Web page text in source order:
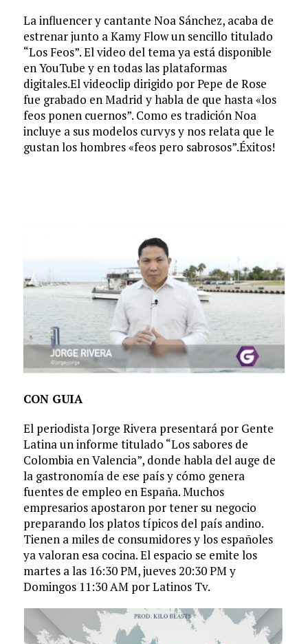
La influencer y cantante Noa Sánchez, acaba de
estrenar junto a Kamy Flow un sencillo titulado
“Los Feos”. El video del tema ya está disponible
en YouTube y en todas las plataformas
digitales.El videoclip dirigido por Pepe de Rose
fue grabado en Madrid y habla de que hasta «los
feos ponen cuernos”. Como es tradición Noa
incluye a sus modelos curvys y nos relata que le
gustan los hombres «feos pero sabrosos”.Éxitos!
CON GUIA
El periodista Jorge Rivera presentará por Gente
Latina un informe titulado “Los sabores de
Colombia en Valencia”, donde habla del auge de
la gastronomía de ese país y cómo genera
fuentes de empleo en España. Muchos
empresarios apostaron por tener su negocio
preparando los platos típicos del país andino.
Tienen a miles de consumidores y los españoles
ya valoran esa cocina. El espacio se emite los
martes a las 16:30 PM, jueves 20:30 PM y
Domingos 11:30 AM por Latinos Tv.